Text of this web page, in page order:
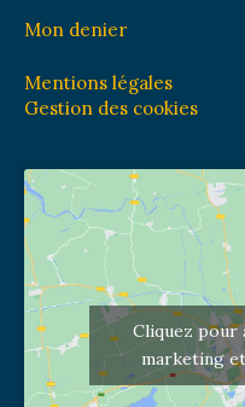
Mon denier
Mentions légales
Gestion des cookies
Cliquez pour
marketing